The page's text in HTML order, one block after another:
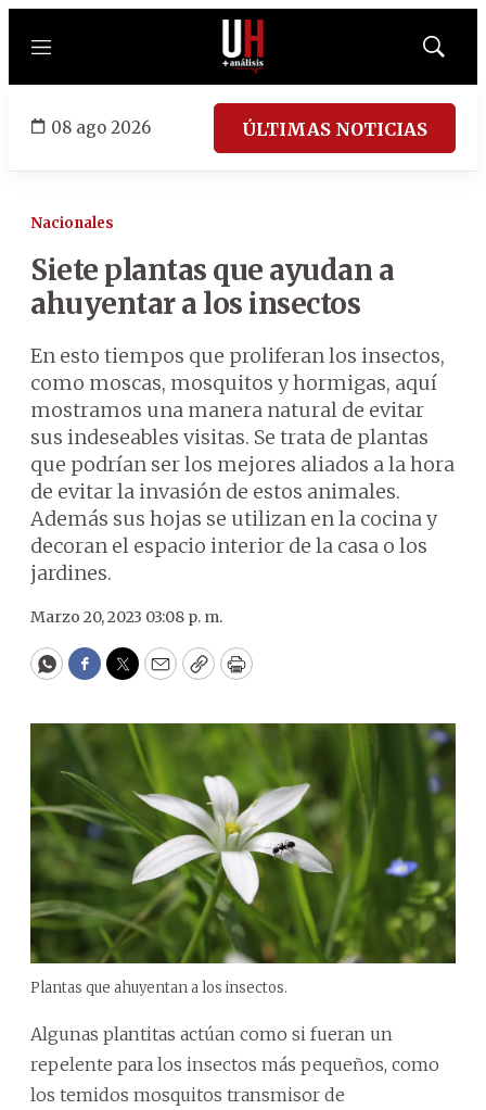
Menú
Mostrar
08 ago 2026 ÚLTIMAS NOTICIAS
Nacionales
Siete plantas que ayudan a
ahuyentar a los insectos
En esto tiempos que proliferan los insectos,
como moscas, mosquitos y hormigas, aquí
mostramos una manera natural de evitar
sus indeseables visitas. Se trata de plantas
que podrían ser los mejores aliados a la hora
de evitar la invasión de estos animales.
Además sus hojas se utilizan en la cocina y
decoran el espacio interior de la casa o los
jardines.
Marzo 20, 2023 03:08 p. m.
WhatsApp
Facebook
Twitter
EmailCopyPrint
Plantas que ahuyentan a los insectos.
Algunas plantitas actúan como si fueran un
repelente para los insectos más pequeños, como
los temidos mosquitos transmisor de